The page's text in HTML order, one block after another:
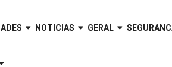
NOTICIAS GERAL